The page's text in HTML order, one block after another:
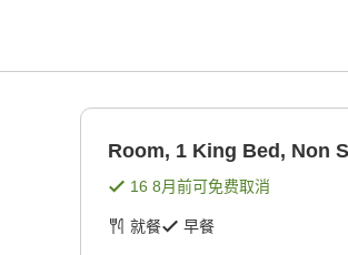
Room, 1 King Bed, Non
16 8月前可免费取消
就餐 早餐